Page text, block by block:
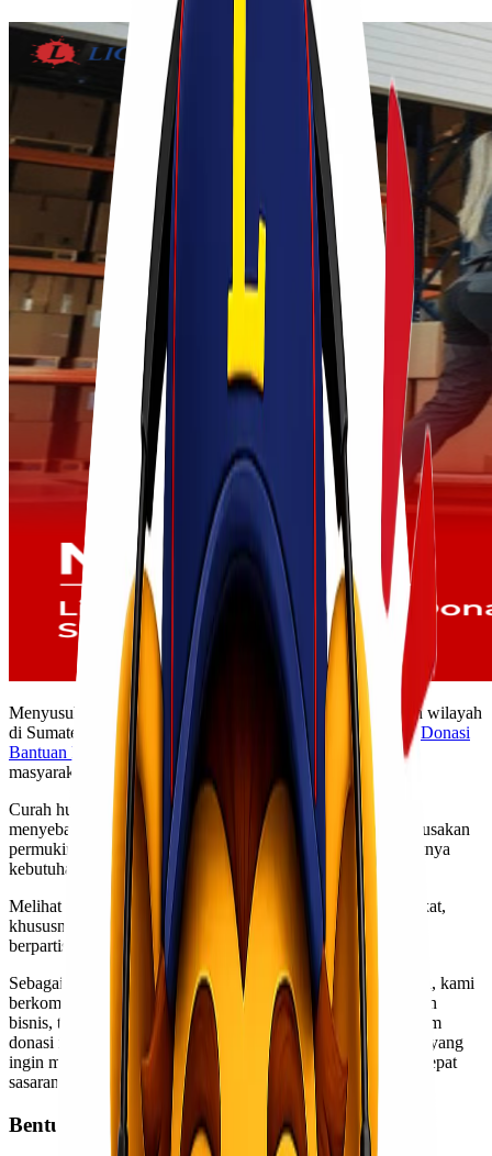
Menyusul terjadinya bencana banjir yang melanda sejumlah wilayah
di Sumatera dan Aceh,
Lionel Express membuka programDonasi
Bantuan Kemanusiaan
sebagai bentuk kepedulian terhadap
masyarakat yang terdampak.
Curah hujan yang tinggi dalam beberapa waktu terakhir
menyebabkan banjir di berbagai daerah, mengakibatkan kerusakan
permukiman, terganggunya aktivitas warga, serta meningkatnya
kebutuhan akan bantuan logistik dan kebutuhan pokok.
Melihat kondisi tersebut, Lionel Express mengajak masyarakat,
khususnya di wilayah Jakarta dan sekitarnya, untuk turut
berpartisipasi dalam penyaluran bantuan bagi korban banjir.
Sebagai perusahaan yang bergerak di bidang jasa pengiriman, kami
berkomitmen untuk berperan aktif tidak hanya dalam kegiatan
bisnis, tetapi juga dalam aksi sosial dan kemanusiaan. Program
donasi ini diharapkan dapat menjadi wadah bagi masyarakat yang
ingin menyalurkan bantuan secara aman, terkoordinasi, dan tepat
sasaran.
Bentuk Donasi yang Diterima